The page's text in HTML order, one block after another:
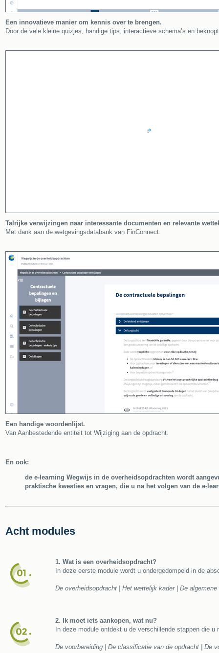
Een innovatieve manier om kennis over te brengen.
Door de vele kleine quizjes, handige tips, interactieve schema’s en
Talrijke verwijzingen naar interessante documenten en relevante
Met dank aan de wetgevingsdatabank van FinConnect.
Een handige woordenlijst.
Van Aanbestedende entiteit tot Wijziging aan de opdracht.
En ook:
de e-learning Wegwijs in de overheidsopdrachten wordt
praktische kwesties en vragen, die u na het volgen van de e-
Acht modules
1. Wat is een overheidsopdracht?
In deze eerste module wordt u ondergedompeld in de
De overheidsopdracht | Het wettelijk kader | De
2. Ik moet iets aankopen, wat nu?
In deze module ontdekt u de verschillende stappen die
De voorbereiding | De classificatie van de opdracht | De